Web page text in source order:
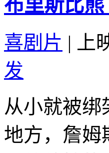
布里斯比熊
喜剧片 | 上
发
从小就被绑
地方，詹姆